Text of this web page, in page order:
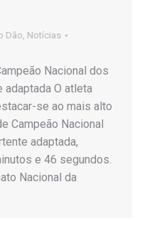
Dão, Notícias
Nacional dos
adaptada O atleta
se ao mais alto
Campeão Nacional
adaptada,
e 46 segundos.
Nacional da